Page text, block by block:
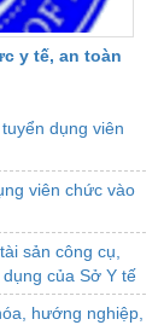
y tế, an toàn
dụng viên
viên chức vào
sản công cụ,
của Sở Y tế
hướng nghiệp,